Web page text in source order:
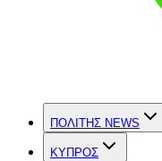
ΠΟΛΙΤΗΣ NEWS
ΚΥΠΡΟΣ